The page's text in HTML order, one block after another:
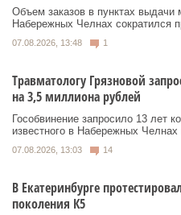
Объем заказов в пунктах выдачи
Набережных Челнах сократился
07.08.2026, 13:48 1
Травматологу Грязновой
на 3,5 миллиона рублей
Гособвинение запросило 13 лет
известного в Набережных Челнах
07.08.2026, 13:03 14
В Екатеринбурге
поколения К5